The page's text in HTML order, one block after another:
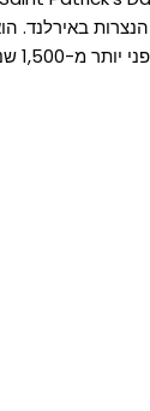
491), נחגג החג לזכרו.